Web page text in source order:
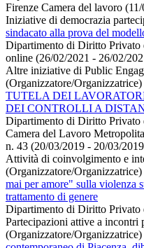
Firenze Camera del lavoro
Iniziative di democrazia
sindacato alla prova del
Dipartimento di Diritto Privato
online (26/02/2021 - 26/02/
Altre iniziative di Public
(Organizzatore/Organizzatrice)
TUTELA DEI
DEI CONTROLLI A
Dipartimento di Diritto Privato
Camera del Lavoro
n. 43 (20/03/2019 - 20/03/
Attività di coinvolgimento e
(Organizzatore/Organizzatrice)
mai per amore" sulla violenza
trattamento di genere
Dipartimento di Diritto Privato
Partecipazioni attive a incontri
(Organizzatore/Organizzatrice)